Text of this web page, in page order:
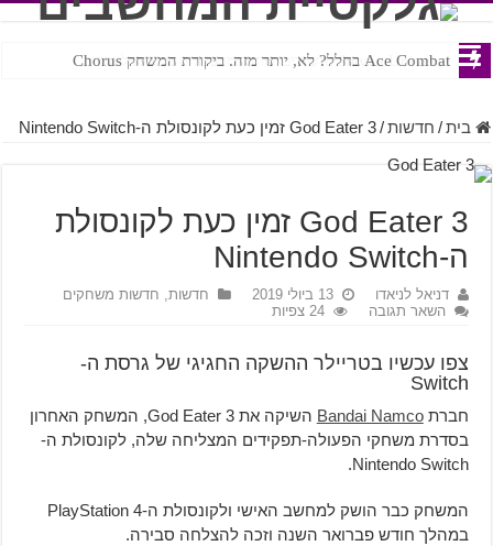
Ace Combat בחלל? לא, יותר מזה. ביקורת המשחק Chorus
Steven Universe והשירים שתורגמו בצורה נוראית לעברית
בית / חדשות / God Eater 3 זמין כעת לקונסולת ה-Nintendo Switch
God Eater 3 זמין כעת לקונסולת
ה-Nintendo Switch
דניאל לניאדו 13 ביולי 2019 חדשות, חדשות משחקים
השאר תגובה
24 צפיות
צפו עכשיו בטריילר ההשקה החגיגי של גרסת ה-
Switch
חברת Bandai Namco
השיקה את God Eater 3, המשחק האחרון
בסדרת משחקי הפעולה-תפקידים המצליחה שלה, לקונסולת ה-
Nintendo Switch.
המשחק כבר הושק למחשב האישי ולקונסולת ה-PlayStation 4
במהלך חודש פברואר השנה וזכה להצלחה סבירה.